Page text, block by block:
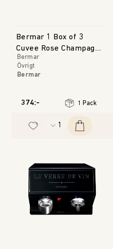
Bermar 1 Box of 3
Cuvee Rose Champagne
Stoppers
Bermar
Övrigt
Bermar
374:- 1 Pack